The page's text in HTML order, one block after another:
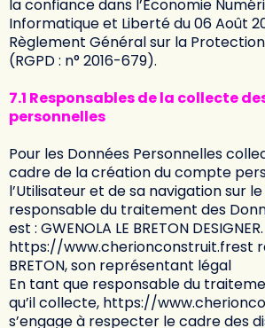
la confiance dans l’Economie
Informatique et Liberté du 06 Août
Règlement Général sur la
(RGPD : n° 2016-679).
7.1 Responsables de la collecte
personnelles
Pour les Données Personnelles
cadre de la création du compte
l’Utilisateur et de sa navigation sur le
responsable du traitement des
est : GWENOLA LE BRETON DESIGNER.
https://www.cherionconstruit.frest
BRETON, son représentant légal
En tant que responsable du
qu’il collecte, https://
s’engage à respecter le cadre des